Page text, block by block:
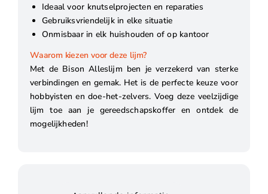
Ideaal voor knutselprojecten en reparaties
Gebruiksvriendelijk in elke situatie
Onmisbaar in elk huishouden of op kantoor
Waarom kiezen voor deze lijm?
Met de Bison Alleslijm ben je verzekerd van sterke
verbindingen en gemak. Het is de perfecte keuze voor
hobbyisten en doe-het-zelvers. Voeg deze veelzijdige
lijm toe aan je gereedschapskoffer en ontdek de
mogelijkheden!